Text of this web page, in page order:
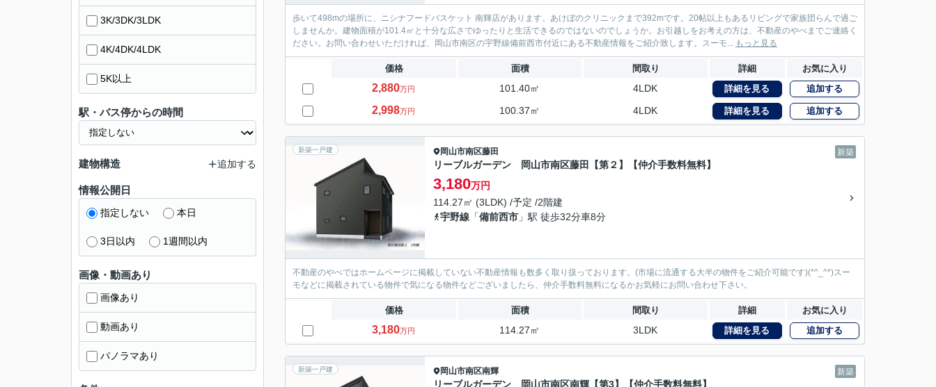
歩いて498mの場所に、ニシナフードバスケット 南輝店があります。あけぼのクリニックまで392mです。20帖以上もあるリビングで家族団らんで過ご
しませんか。建物面積が101.4㎡と十分な広さでゆったりと生活できるのではないのでしょうか。お引越しをお考えの方は、不動産のやべまでご連絡く
ださい。お問い合わせいただければ、岡山市南区の宇野線備前西市付近にある不動産情報をご紹介致します。スーモ... もっと見る
価格 面積 間取り 詳細 お気に入り
2,880万円 101.40㎡ 4LDK 詳細を見る 追加する
2,998万円 100.37㎡ 4LDK 詳細を見る 追加する
新築一戸建 新築
岡山市南区藤田
リーブルガーデン 岡山市南区藤田【第２】【仲介手数料無料】
3,180万円
114.27㎡ (3LDK) /予定 /2階建
宇野線 「備前西市 」駅 徒歩32分車8分
不動産のやべではホームページに掲載していない不動産情報も数多く取り扱っております。(市場に流通する大半の物件をご紹介可能です)(*^_^*)スー
モなどに掲載されている物件で気になる物件などございましたら、仲介手数料無料になるかお気軽にお問い合わせ下さい。
価格 面積 間取り 詳細 お気に入り
3,180万円 114.27㎡ 3LDK 詳細を見る 追加する
新築一戸建 新築
岡山市南区南輝
リーブルガーデン 岡山市南区南輝【第3】【仲介手数料無料】
3K/3DK/3LDK
4K/4DK/4LDK
5K以上
駅・バス停からの時間
建物構造 追加する
情報公開日
指定しない 本日
3日以内 1週間以内
画像・動画あり
画像あり
動画あり
パノラマあり